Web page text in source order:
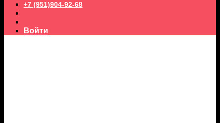
+7 (951)904-92-68
Войти